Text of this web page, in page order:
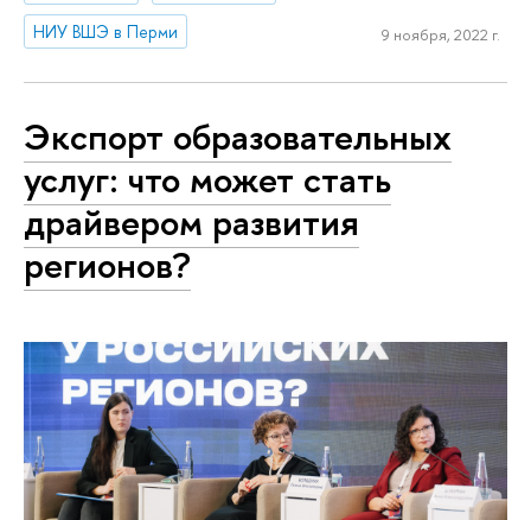
НИУ ВШЭ в Перми
9 ноября, 2022 г.
Экспорт образовательных
услуг: что может стать
драйвером развития
регионов?